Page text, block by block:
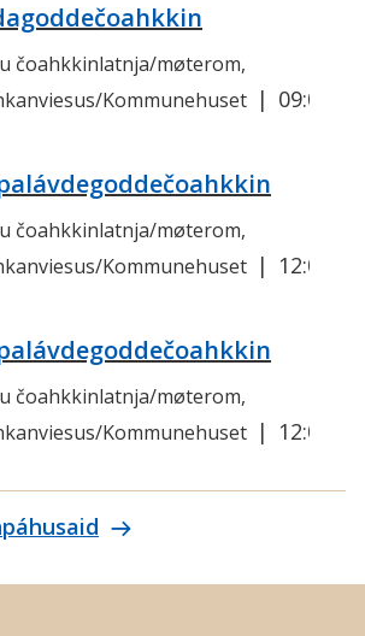
čoahkkinlatnja/møterom,
Kommunehuset
09:00
čoahkkinlatnja/møterom,
Kommunehuset
12:00
čoahkkinlatnja/møterom,
Kommunehuset
12:00